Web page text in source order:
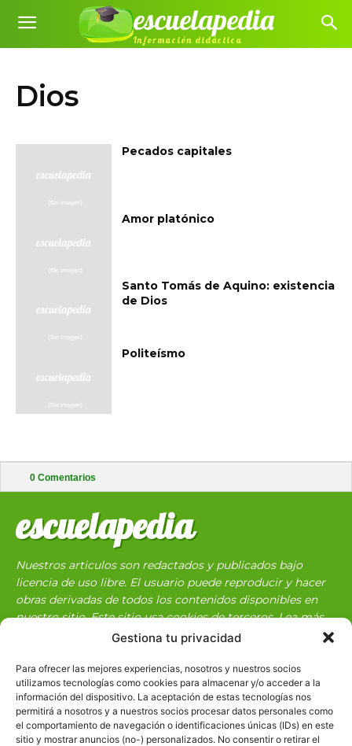
Gestiona tu privacidad
Para ofrecer las mejores experiencias, nosotros y nuestros socios
utilizamos tecnologías como cookies para almacenar y/o acceder a la
información del dispositivo. La aceptación de estas tecnologías nos
permitirá a nosotros y a nuestros socios procesar datos personales como
el comportamiento de navegación o identificaciones únicas (IDs) en este
sitio y mostrar anuncios (no-) personalizados. No consentir o retirar el
escuelapedia
Información didáctica
Dios
Pecados capitales
Amor platónico
Santo Tomás de Aquino: existencia
de Dios
Politeísmo
0 Comentarios
escuelapedia
Nuestros articulos son redactados y publicados bajo
licencia de uso libre. El usuario puede reproducir y hacer
obras derivadas de todos los contenidos disponibles en
nuestro sitio. Este sitio usa cookies de terceros. Lea más
.